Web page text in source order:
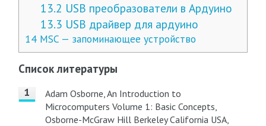
13.2 USB преобразователи в Ардуино
13.3 USB драйвер для ардуино
14MSC — запоминающее устройство
Список литературы
Adam Osborne, An Introduction to
Microcomputers Volume 1: Basic Concepts,
Osborne-McGraw Hill Berkeley California USA,